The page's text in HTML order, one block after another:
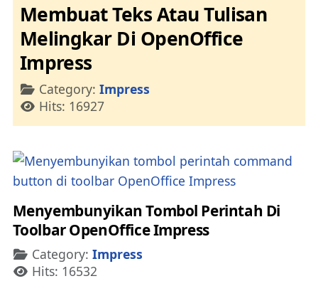
Membuat Teks Atau Tulisan
Melingkar Di OpenOffice
Impress
Details
Category: Impress
Hits: 16927
Menyembunyikan Tombol Perintah Di
Toolbar OpenOffice Impress
Details
Category: Impress
Hits: 16532